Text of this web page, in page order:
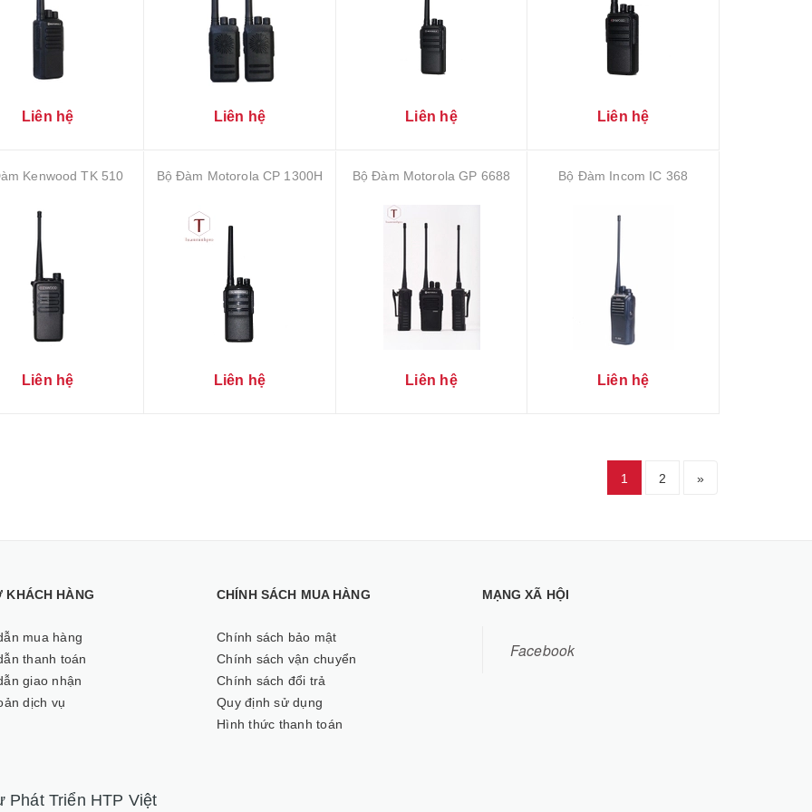
Liên hệ Liên hệ Liên hệ Liên hệ
Kenwood TK 510
Liên hệ
Bộ Đàm Motorola CP 1300H
Liên hệ
Bộ Đàm Motorola GP 6688
Liên hệ
Bộ Đàm Incom IC 368
Liên hệ
1 2 »
KHÁCH HÀNG
mua hàng
thanh toán
giao nhận
dịch vụ
CHÍNH SÁCH MUA HÀNG
Chính sách bảo mật
Chính sách vận chuyển
Chính sách đổi trả
Quy định sử dụng
Hình thức thanh toán
MẠNG XÃ HỘI
Facebook
Phát Triển HTP Việt